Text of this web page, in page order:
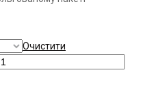
Очистити